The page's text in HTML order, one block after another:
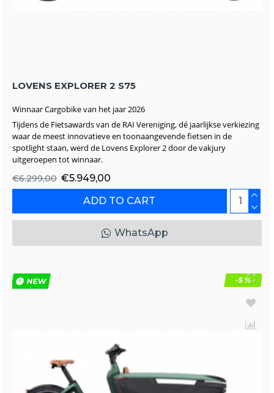
LOVENS EXPLORER 2 S75
Winnaar Cargobike van het jaar 2026
Tijdens de Fietsawards van de RAI Vereniging, dé jaarlijkse verkiezing
waar de meest innovatieve en toonaangevende fietsen in de
spotlight staan, werd de Lovens Explorer 2 door de vakjury
uitgeroepen tot winnaar.
€5.949,00
€6.299,00
ADD TO CART
WhatsApp
NEW -5 %